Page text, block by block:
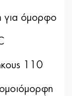
για όμορφο
110